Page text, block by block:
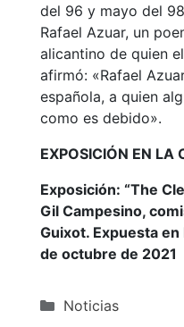
del 96 y mayo del
Rafael Azuar, un
alicantino de quien
afirmó: «Rafael
española, a quien
como es debido».
EXPOSICIÓN EN LA
Exposición: “The
Gil Campesino,
Guixot. Expuesta en
de octubre de 2021
Categorías
Noticias